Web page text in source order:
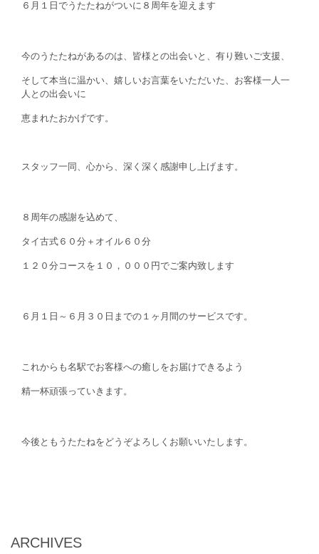
６月１日でうたたねがついに８周年を迎えます
今のうたたねがあるのは、皆様との出会いと、有り難いご支援、
そして本当に温かい、嬉しいお言葉をいただいた、お客様一人一
人との出会いに
恵まれたおかげです。
スタッフ一同、心から、深く深く感謝申し上げます。
８周年の感謝を込めて、
タイ古式６０分＋オイル６０分
１２０分コースを１０，０００円でご案内致します
６月１日～６月３０日までの１ヶ月間のサービスです。
これからも名駅でお客様への癒しをお届けできるよう
精一杯頑張っていきます。
今後ともうたたねをどうぞよろしくお願いいたします。
ARCHIVES